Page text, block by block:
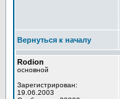
Вернуться к началу
Rodion
основной
Зарегистрирован:
19.06.2003